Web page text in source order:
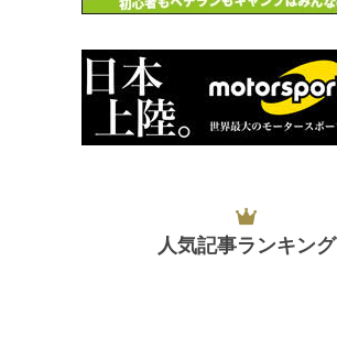
人気記事ランキング